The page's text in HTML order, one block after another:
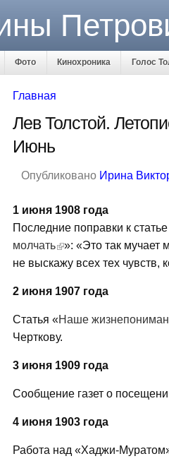
Фото Кинохроника Голос
Главная
Лев Толстой.
Июнь
Опубликовано Ирина
1 июня 1908 года
Последние поправки к
молчать
»: «Это так мучает
не выскажу всех тех
2 июня 1907 года
Статья «Наше
Черткову.
3 июня 1909 года
Сообщение газет о
4 июня 1903 года
Работа над «Хаджи-